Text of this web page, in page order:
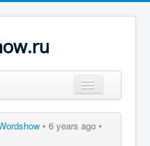
• 6 years ago •